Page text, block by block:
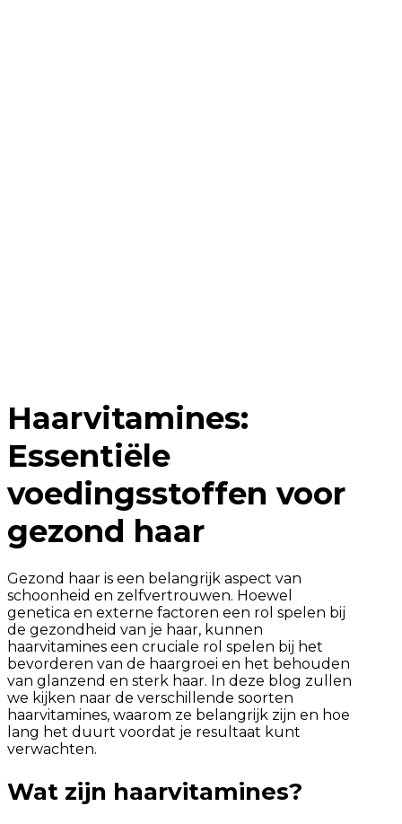
Haarvitamines:
Essentiële
voedingsstoffen voor
gezond haar
Gezond haar is een belangrijk aspect van
schoonheid en zelfvertrouwen. Hoewel
genetica en externe factoren een rol spelen bij
de gezondheid van je haar, kunnen
haarvitamines een cruciale rol spelen bij het
bevorderen van de haargroei en het behouden
van glanzend en sterk haar. In deze blog zullen
we kijken naar de verschillende soorten
haarvitamines, waarom ze belangrijk zijn en hoe
lang het duurt voordat je resultaat kunt
verwachten.
Wat zijn haarvitamines?